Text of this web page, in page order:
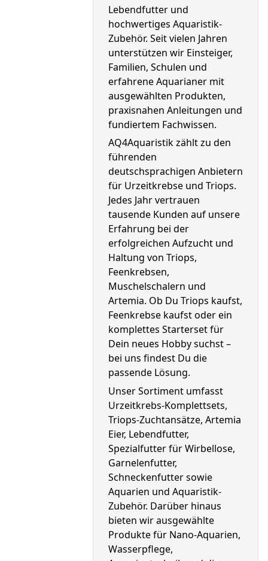
Lebendfutter und
hochwertiges Aquaristik-
Zubehör. Seit vielen Jahren
unterstützen wir Einsteiger,
Familien, Schulen und
erfahrene Aquarianer mit
ausgewählten Produkten,
praxisnahen Anleitungen und
fundiertem Fachwissen.
AQ4Aquaristik zählt zu den
führenden
deutschsprachigen Anbietern
für Urzeitkrebse und Triops.
Jedes Jahr vertrauen
tausende Kunden auf unsere
Erfahrung bei der
erfolgreichen Aufzucht und
Haltung von Triops,
Feenkrebsen,
Muschelschalern und
Artemia. Ob Du Triops kaufst,
Feenkrebse kaufst oder ein
komplettes Starterset für
Dein neues Hobby suchst –
bei uns findest Du die
passende Lösung.
Unser Sortiment umfasst
Urzeitkrebs-Komplettsets,
Triops-Zuchtansätze, Artemia
Eier, Lebendfutter,
Spezialfutter für Wirbellose,
Garnelenfutter,
Schneckenfutter sowie
Aquarien und Aquaristik-
Zubehör. Darüber hinaus
bieten wir ausgewählte
Produkte für Nano-Aquarien,
Wasserpflege,